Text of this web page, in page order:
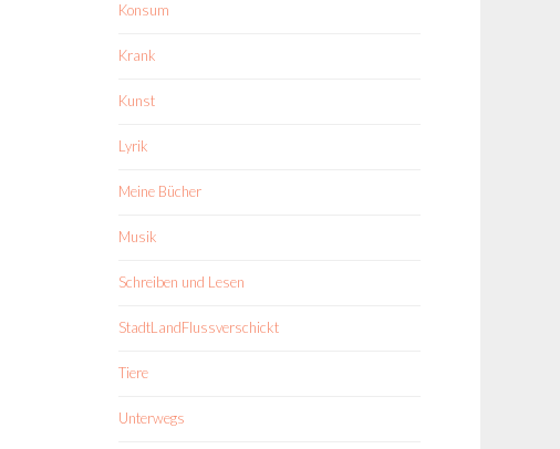
Konsum
Krank
Kunst
Lyrik
Meine Bücher
Musik
Schreiben und Lesen
StadtLandFlussverschickt
Tiere
Unterwegs